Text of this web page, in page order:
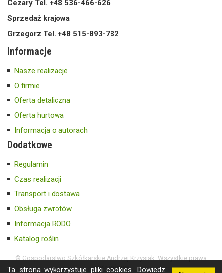
Cezary Tel. +48 536-466-626
Sprzedaż krajowa
Grzegorz Tel. +48 515-893-782
Informacje
Nasze realizacje
O firmie
Oferta detaliczna
Oferta hurtowa
Informacja o autorach
Dodatkowe
Regulamin
Czas realizacji
Transport i dostawa
Obsługa zwrotów
Informacja RODO
Katalog roślin
© Gospodarstwo Szkółkarskie Andrzej Krzysiak. Wszystkie prawa
zastrzeżone.
Ta strona wykorzystuje pliki cookies. Dowiedz